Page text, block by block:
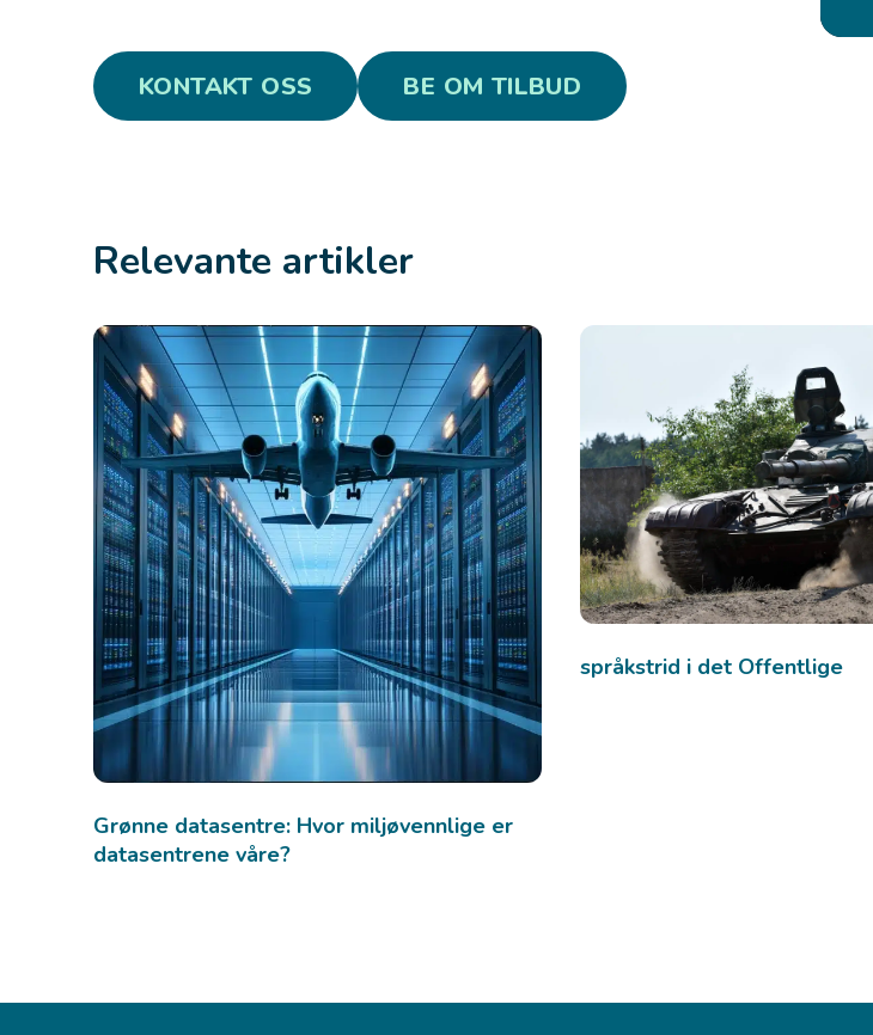
KONTAKT OSS BE OM TILBUD
Relevante artikler
Grønne datasentre: Hvor miljøvennlige er
datasentrene våre?
språkstrid i det Offentlige